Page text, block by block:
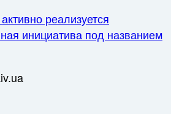
реализуется
инициатива под названием